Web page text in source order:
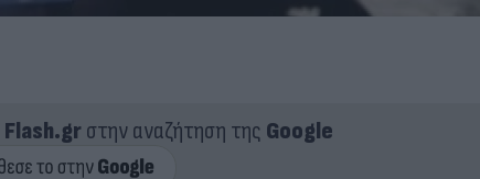
Flash.grστην αναζήτηση της Google